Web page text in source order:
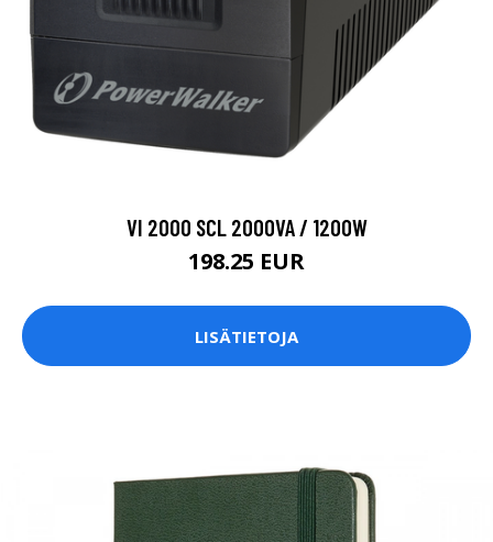
VI 2000 SCL 2000VA / 1200W
198.25 EUR
LISÄTIETOJA